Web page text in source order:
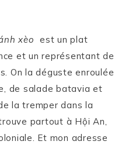
xèo est un plat
et un représentant de
On la déguste enroulée
de salade batavia et
la tremper dans la
partout à Hội An,
Et mon adresse